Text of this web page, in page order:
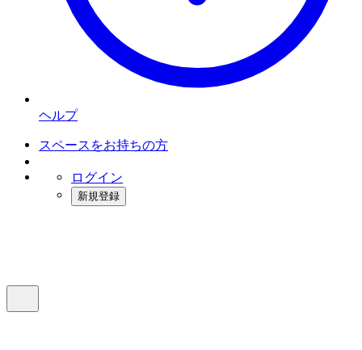
ヘルプ
スペースをお持ちの方
ログイン
新規登録